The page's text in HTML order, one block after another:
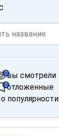
вы смотрели
0
отложенные
0
популярности